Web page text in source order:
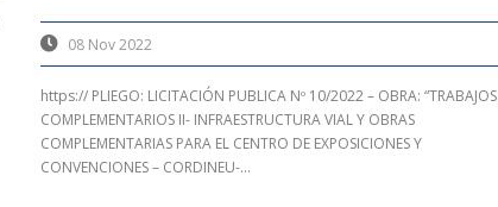
08 Nov 2022
https:// PLIEGO: LICITACIÓN PUBLICA Nº 10/2022 – OBRA: “TRABAJOS
COMPLEMENTARIOS II- INFRAESTRUCTURA VIAL Y OBRAS
COMPLEMENTARIAS PARA EL CENTRO DE EXPOSICIONES Y
CONVENCIONES – CORDINEU-...